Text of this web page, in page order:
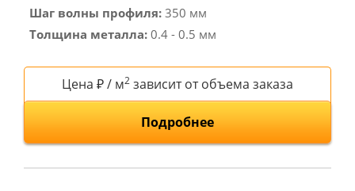
Шаг волны профиля: 350 мм
Толщина металла: 0.4 - 0.5 мм
Цена ₽ / м2 зависит от объема заказа
Подробнее